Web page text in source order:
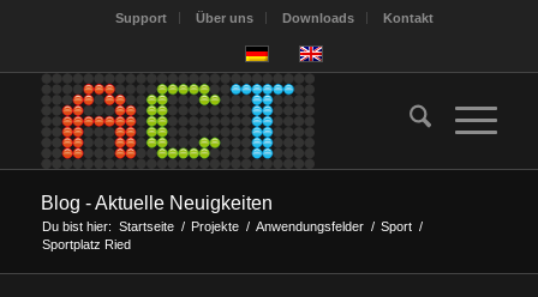
Support Über uns Downloads Kontakt
Blog - Aktuelle Neuigkeiten
Du bist hier: Startseite / Projekte / Anwendungsfelder / Sport /
Sportplatz Ried